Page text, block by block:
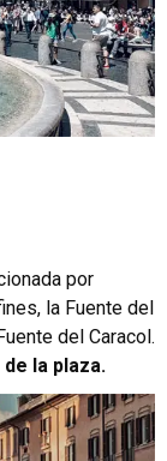
por
la Fuente del
del Caracol.
la plaza.